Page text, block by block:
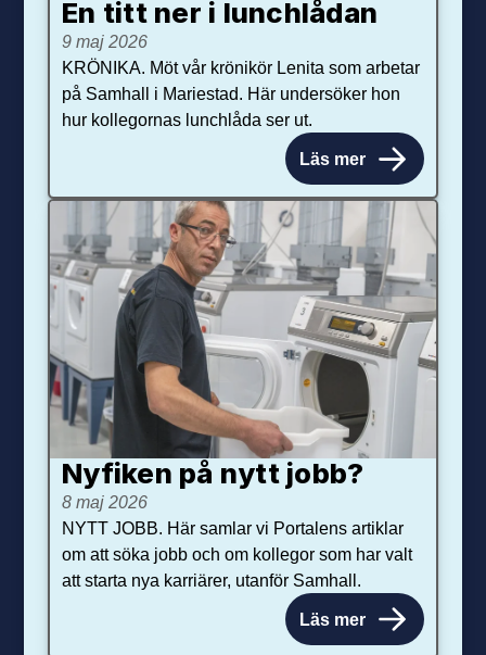
En titt ner i lunchlådan
9 maj 2026
KRÖNIKA. Möt vår krönikör Lenita som arbetar
på Samhall i Mariestad. Här undersöker hon
hur kollegornas lunchlåda ser ut.
Läs mer
Nyfiken på nytt jobb?
8 maj 2026
NYTT JOBB. Här samlar vi Portalens artiklar
om att söka jobb och om kollegor som har valt
att starta nya karriärer, utanför Samhall.
Läs mer